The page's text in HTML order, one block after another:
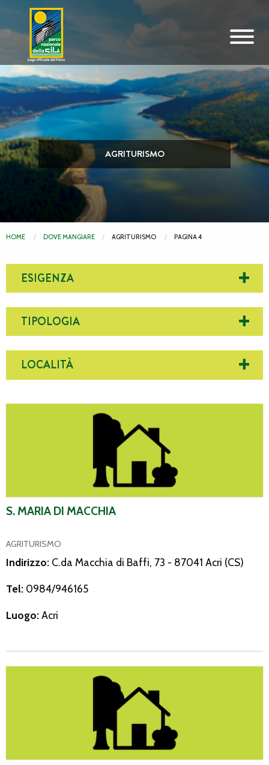
Vai al contenuto principale
AGRITURISMO
HOME DOVE MANGIARE AGRITURISMO PAGINA 4
ESIGENZA
TIPOLOGIA
LOCALITÀ
S. MARIA DI MACCHIA
AGRITURISMO
Indirizzo: C.da Macchia di Baffi, 73 - 87041 Acri (CS)
Tel: 0984/946165
Luogo:Acri
Azienda Agrituristica Val Calamo